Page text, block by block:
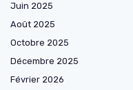
Juin 2025
Août 2025
Octobre 2025
Décembre 2025
Février 2026